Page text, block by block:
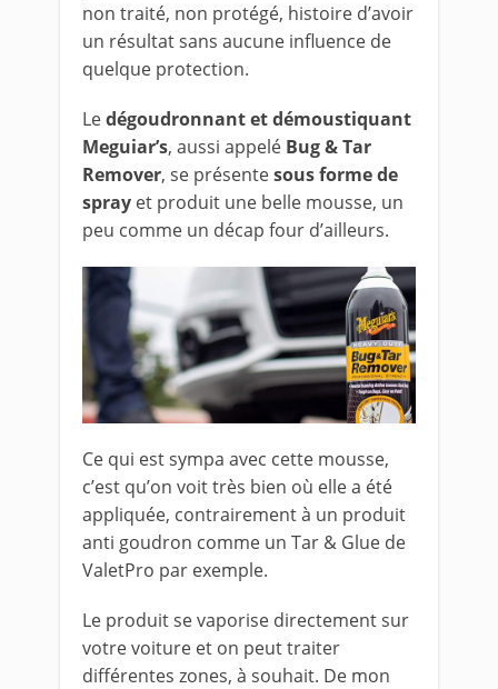
non traité, non protégé, histoire d’avoir
un résultat sans aucune influence de
quelque protection.
Ledégoudronnant et démoustiquant
Meguiar’s, aussi appelé Bug & Tar
Remover, se présentesous forme de
spray et produit une belle mousse, un
peu comme un décap four d’ailleurs.
Ce qui est sympa avec cette mousse,
c’est qu’on voit très bien où elle a été
appliquée, contrairement à un produit
anti goudron comme un Tar & Glue de
ValetPro par exemple.
Le produit se vaporise directement sur
votre voiture et on peut traiter
différentes zones, à souhait. De mon